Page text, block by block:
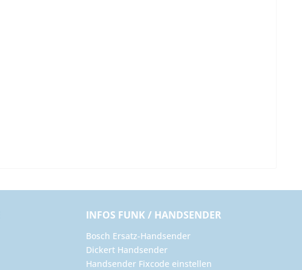
INFOS FUNK / HANDSENDER
Bosch Ersatz-Handsender
Dickert Handsender
Handsender Fixcode einstellen